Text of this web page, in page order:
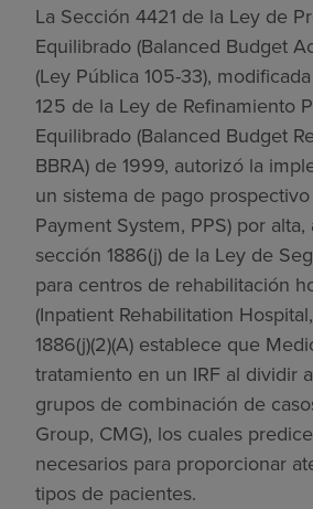
La Sección 4421 de la Ley de
Equilibrado (Balanced Budget
(Ley Pública 105-33),
125 de la Ley de Refinamiento
Equilibrado (Balanced Budget
BBRA) de 1999, autorizó la
un sistema de pago
Payment System, PPS) por
sección 1886(j) de la Ley de
para centros de rehabilitación
(Inpatient Rehabilitation
1886(j)(2)(A) establece que
tratamiento en un IRF al dividir
grupos de combinación de
Group, CMG), los cuales
necesarios para proporcionar
tipos de pacientes.